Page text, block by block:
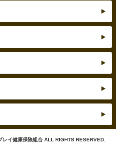
イ健康保険組合 ALL RIGHTS RESERVED.